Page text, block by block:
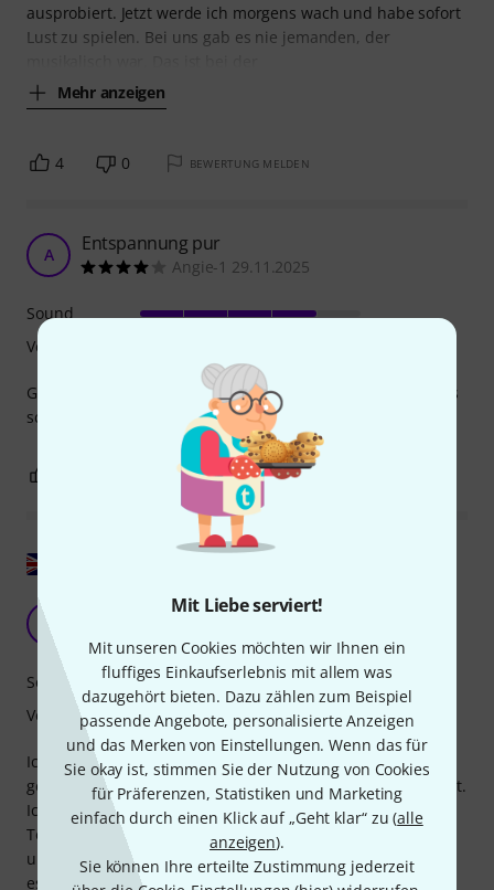
Mit Liebe serviert!
Mit unseren Cookies möchten wir Ihnen ein
fluffiges Einkaufserlebnis mit allem was
dazugehört bieten. Dazu zählen zum Beispiel
passende Angebote, personalisierte Anzeigen
und das Merken von Einstellungen. Wenn das für
Sie okay ist, stimmen Sie der Nutzung von Cookies
für Präferenzen, Statistiken und Marketing
einfach durch einen Klick auf „Geht klar“ zu (alle
anzeigen).
Sie können Ihre erteilte Zustimmung jederzeit
ausprobiert. Jetzt werde ich morgens wach und habe sofort
Lust zu spielen. Bei uns gab es nie jemanden, der
Mehr anzeigen
4 0 BEWERTUNG MELDEN
A Entspannung pur
Angie-1 29.11.2025
Guter Klang, nur die rechte und die linke Zunge sind etwas
schwach im Klang. Ansonsten 👍
Sound
Verarbeitung
BEWERTUNG MELDEN
BB Großer Spaß
Ich habe noch nie eines davon gesehen, geschweige denn
gespielt. Es kam in einer Schutzhülle mit einem Stimmgerät.
Ich war erfreut, dass es gestimmt war und keine „toten“
Töne hatte. Das Holz hat eine tolle Farbe und es ist solide
und gut verarbeitet. Wir haben alle schon darauf gespielt,
es klingt wunderbar und ich kann es empfehlen, vor allem,
Sound
Verarbeitung